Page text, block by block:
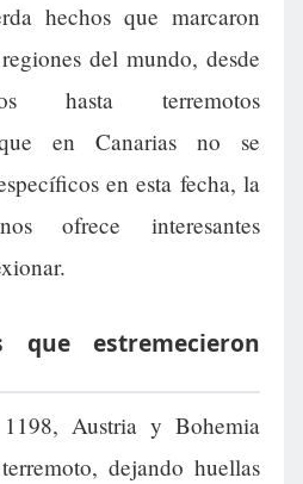
hechos que marcaron
del mundo, desde
hasta terremotos
en Canarias no se
en esta fecha, la
ofrece interesantes
que estremecieron
Austria y Bohemia
dejando huellas